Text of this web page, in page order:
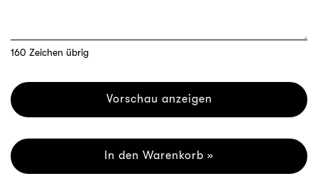
160 Zeichen übrig
Vorschau anzeigen
In den Warenkorb »